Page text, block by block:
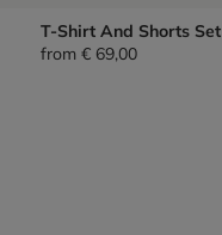
T-Shirt And Shorts Set
from € 69,00